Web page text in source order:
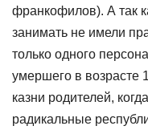
франкофилов). А так
занимать не имели
только одного
умершего в возрасте
казни родителей,
радикальные